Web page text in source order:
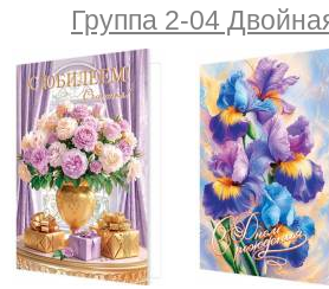
Группа 2-04